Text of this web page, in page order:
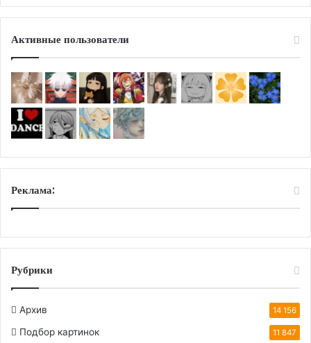
Активные пользователи
Реклама:
Рубрики
Архив 14 156
Подбор картинок 11 847